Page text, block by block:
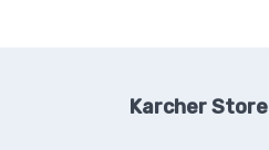
Karcher Store